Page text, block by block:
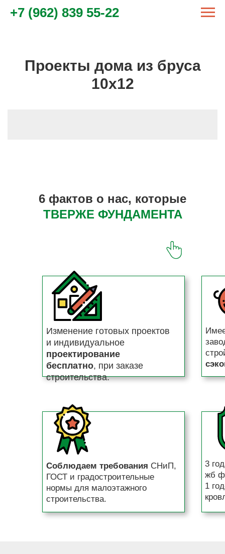
+7 (962) 839 55-22
Проекты дома из бруса
10х12
6 фактов о нас, которые
ТВЕРЖЕ ФУНДАМЕНТА
Изменение готовых проектов
и индивидуальное
проектирование
бесплатно, при заказе
строительства.
3
жб
1
Соблюдаем требования СНиП,
ГОСТ и градостроительные
нормы для малоэтажного
строительства.